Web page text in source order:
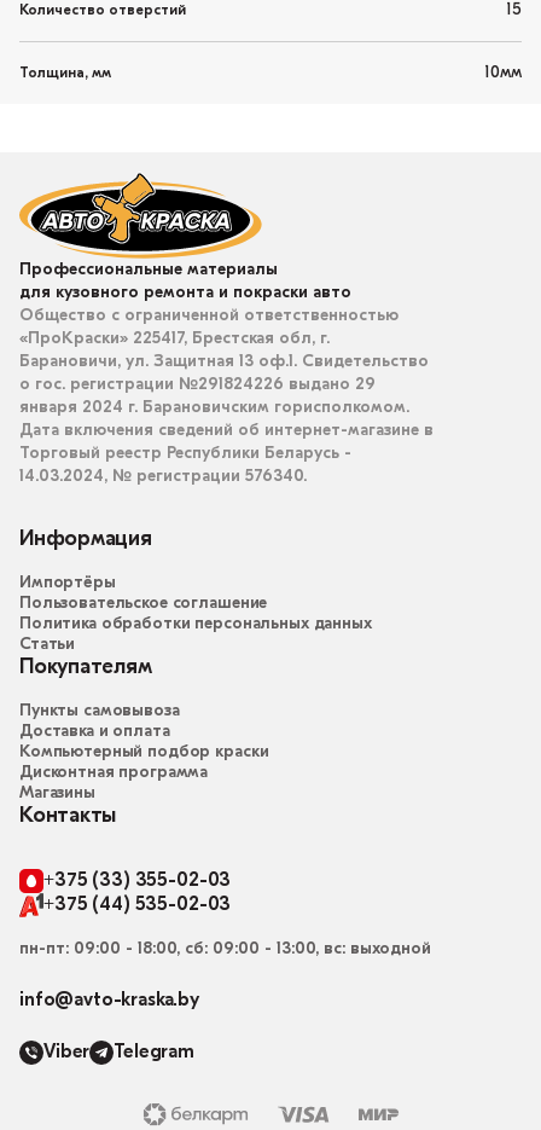
Количество отверстий 15
Толщина, мм 10мм
Профессиональные материалы
для кузовного ремонта и покраски авто
Общество с ограниченной ответственностью
«ПроКраски» 225417, Брестская обл, г.
Барановичи, ул. Защитная 13 оф.1. Свидетельство
о гос. регистрации №291824226 выдано 29
января 2024 г. Барановичским горисполкомом.
Дата включения сведений об интернет-магазине в
Торговый реестр Республики Беларусь -
14.03.2024, № регистрации 576340.
Информация
Импортёры
Пользовательское соглашение
Политика обработки персональных данных
Статьи
Покупателям
Пункты самовывоза
Доставка и оплата
Компьютерный подбор краски
Дисконтная программа
Магазины
Контакты
+375 (33) 355-02-03
+375 (44) 535-02-03
пн-пт: 09:00 - 18:00, сб: 09:00 - 13:00, вс: выходной
info@avto-kraska.by
Viber Telegram